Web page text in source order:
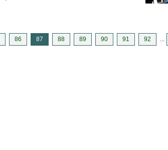
86 87 88 89 90 91 92 ...